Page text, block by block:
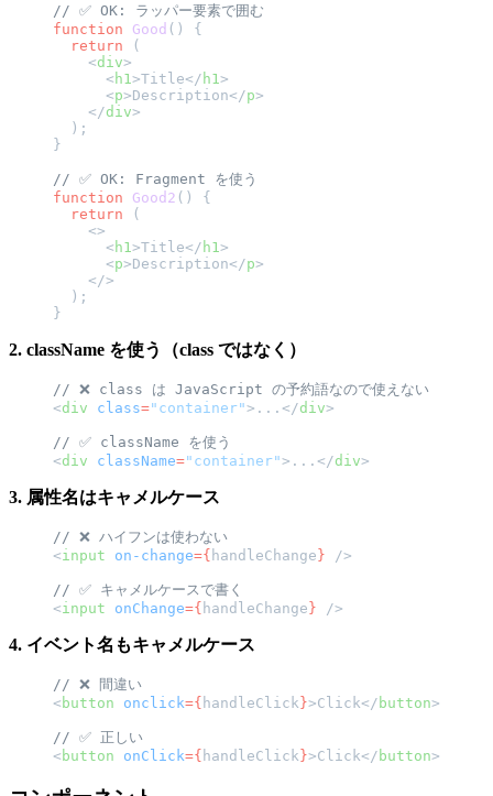
// ✅ OK: ラッパー要素で囲む
function Good () {
  return
(
    <
div>
      <
h1 >Title</ h1 >
      <
p>Description</p>
    </
div>
  );
}
// ✅ OK: Fragment を使う
function Good2 () {
  return
(
    <>
      <
h1 >Title</ h1 >
      <
p>Description</p>
    </>
  );
}
2. className を使う（class ではなく）
// ❌ class は JavaScript の予約語なので使えない
<div class="container">...</div>
// ✅ className を使う
<div className="container">...</div>
3. 属性名はキャメルケース
// ❌ ハイフンは使わない
<input on-change={ handleChange} />
// ✅ キャメルケースで書く
<input onChange={ handleChange} />
4. イベント名もキャメルケース
// ❌ 間違い
< button onclick={ handleClick}>Click</ button>
// ✅ 正しい
< button onClick={ handleClick}>Click</ button>